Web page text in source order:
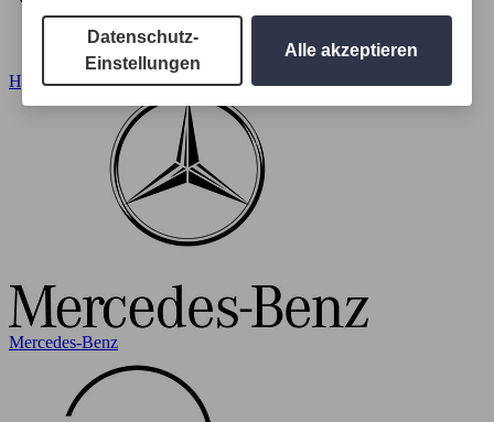
Hyundai
Mercedes-Benz
Datenschutz-
Einstellungen
Alle akzeptieren